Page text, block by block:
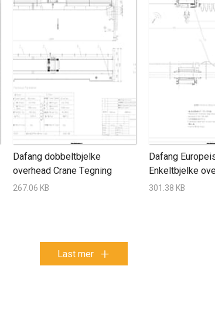
Dafang dobbeltbjelke
overhead Crane Tegning
267.06 KB
Dafang
Enkeltbjelke
Tegning
301.38 KB
Last mer